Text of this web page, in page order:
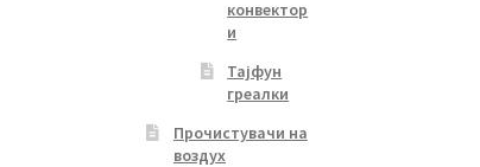
конвектор
и
Тајфун
греалки
Прочистувачи на
воздух